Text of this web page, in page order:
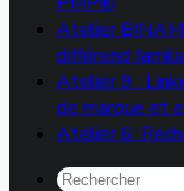
Atelier
différend
Atelier 9 :
de marque et
Atelier 6: